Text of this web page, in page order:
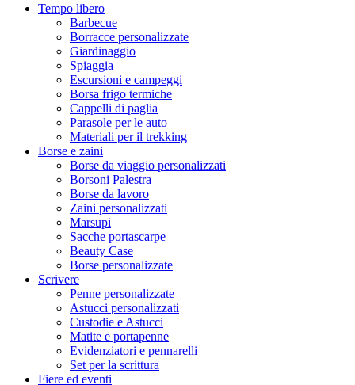
Tempo libero
Barbecue
Borracce personalizzate
Giardinaggio
Spiaggia
Escursioni e campeggi
Borsa frigo termiche
Cappelli di paglia
Parasole per le auto
Materiali per il trekking
Borse e zaini
Borse da viaggio personalizzati
Borsoni Palestra
Borse da lavoro
Zaini personalizzati
Marsupi
Sacche portascarpe
Beauty Case
Borse personalizzate
Scrivere
Penne personalizzate
Astucci personalizzati
Custodie e Astucci
Matite e portapenne
Evidenziatori e pennarelli
Set per la scrittura
Fiere ed eventi